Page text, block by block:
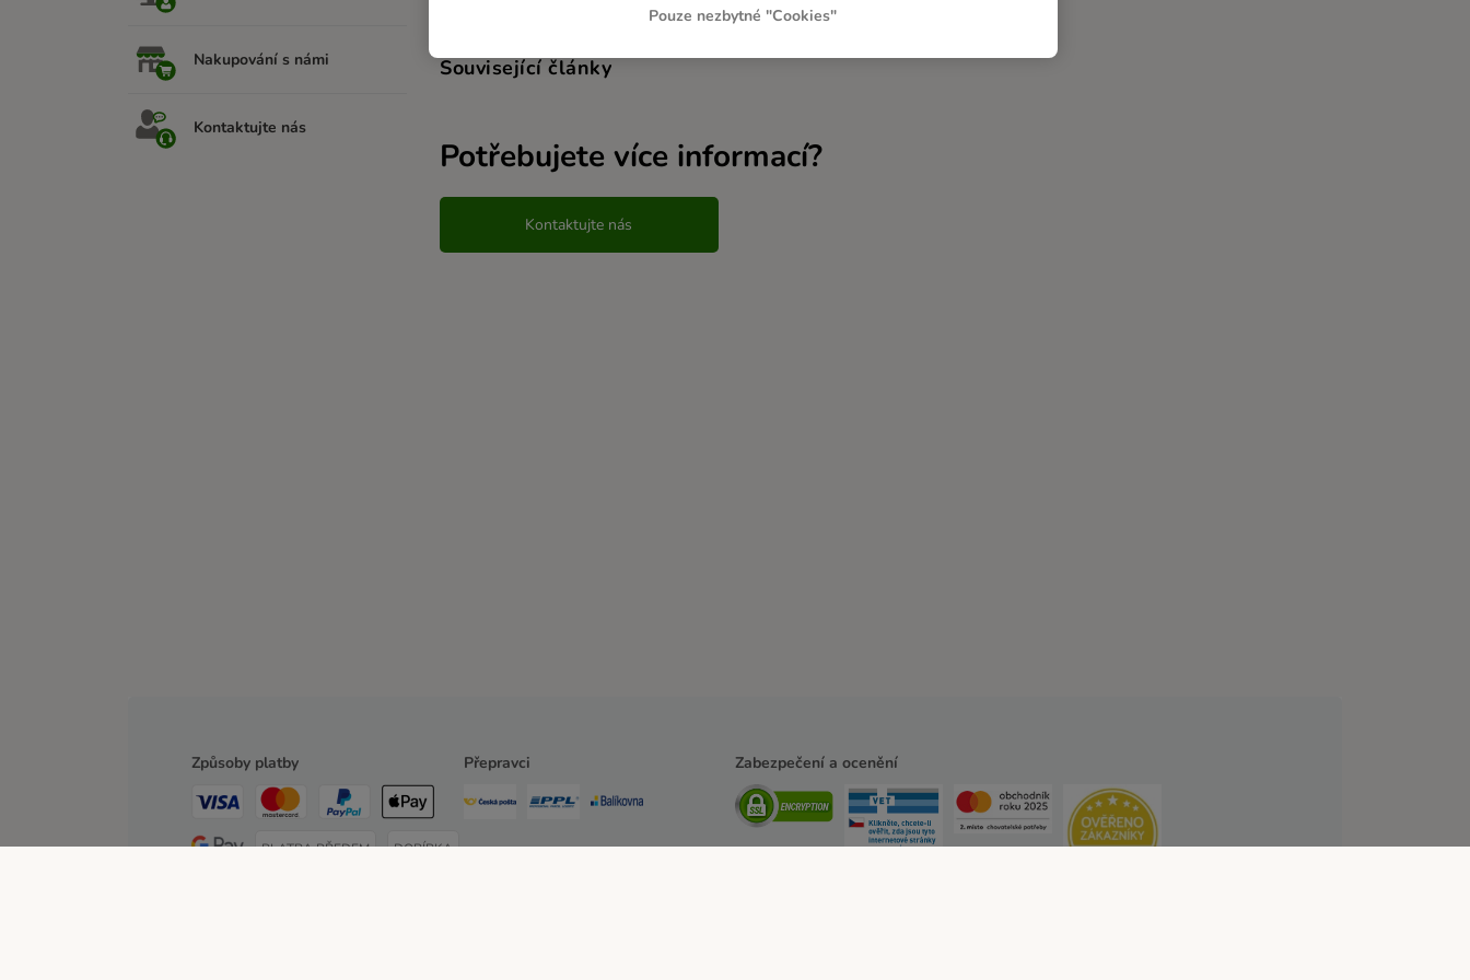
Nakupování s námi
Kontaktujte nás
Související články
Potřebujete více informací?
Kontaktujte nás
Způsoby platby
PLATBA PŘEDEM DOBÍRKA
Přepravci Zabezpečení a ocenění
Pouze nezbytné "Cookies"